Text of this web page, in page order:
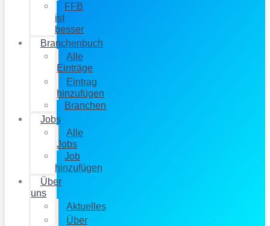
FFB
ist
besser
Branchenbuch
Alle
Einträge
Eintrag
hinzufügen
Branchen
Jobs
Alle
Jobs
Job
hinzufügen
Über
uns
Aktuelles
Über